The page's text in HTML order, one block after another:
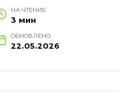
НА ЧТЕНИЕ
3 мин
ОБНОВЛЕНО
22.05.2026